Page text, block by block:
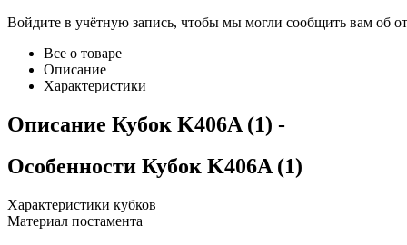
Войдите в учётную запись, чтобы мы могли сообщить вам об
Все о товаре
Описание
Характеристики
Описание Кубок K406A (1) -
Особенности Кубок K406A (1)
Характеристики кубков
Материал постамента